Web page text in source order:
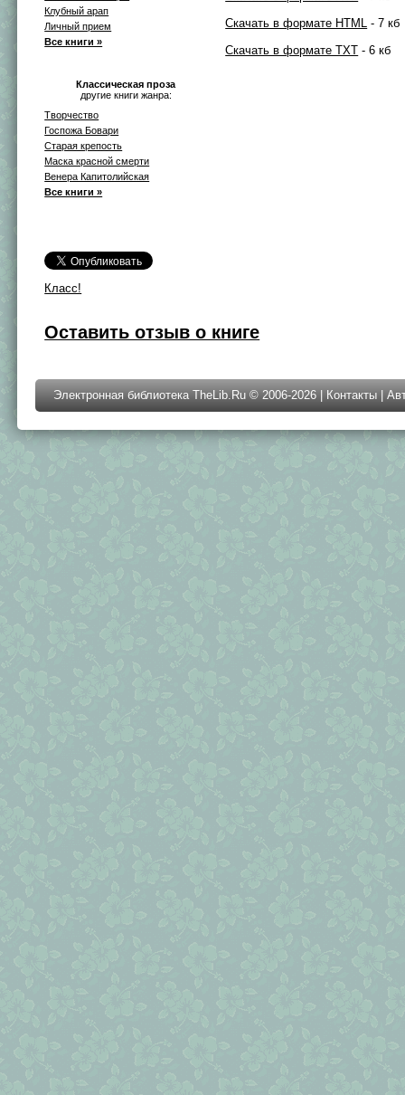
Клубный арап
Личный прием
Все книги »
Классическая проза
другие книги жанра:
Творчество
Госпожа Бовари
Старая крепость
Маска красной смерти
Венера Капитолийская
Все книги »
Класс!
Скачать в формате HTML - 7 кб
Скачать в формате TXT - 6 кб
Оставить отзыв о книге
Электронная библиотека TheLib.Ru © 2006-2026 | Контакты |